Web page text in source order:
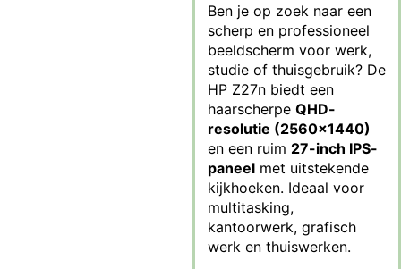
Ben je op zoek naar een
scherp en professioneel
beeldscherm voor werk,
studie of thuisgebruik? De
HP Z27n biedt een
haarscherpe QHD-
resolutie (2560×1440)
en een ruim 27-inch IPS-
paneelmet uitstekende
kijkhoeken. Ideaal voor
multitasking,
kantoorwerk, grafisch
werk en thuiswerken.